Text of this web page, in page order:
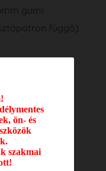
ön- és
szakmai